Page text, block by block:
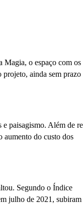
Magia, o espaço com os
projeto, ainda sem prazo
e paisagismo. Além de
aumento do custo dos
Segundo o Índice
julho de 2021, subiram